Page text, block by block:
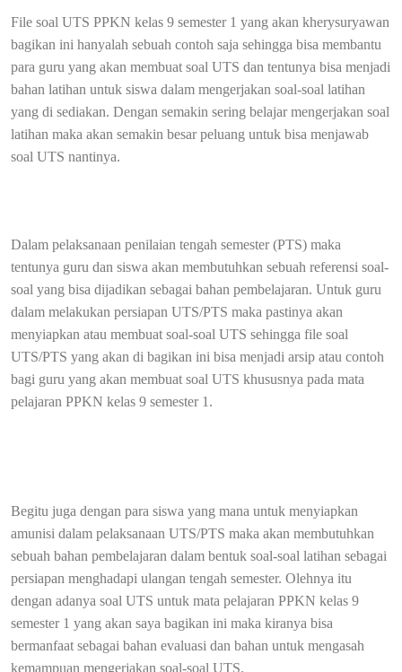
File soal UTS PPKN kelas 9 semester 1 yang akan kherysuryawan
bagikan ini hanyalah sebuah contoh saja sehingga bisa membantu
para guru yang akan membuat soal UTS dan tentunya bisa menjadi
bahan latihan untuk siswa dalam mengerjakan soal-soal latihan
yang di sediakan. Dengan semakin sering belajar mengerjakan soal
latihan maka akan semakin besar peluang untuk bisa menjawab
soal UTS nantinya.
Dalam pelaksanaan penilaian tengah semester (PTS) maka
tentunya guru dan siswa akan membutuhkan sebuah referensi soal-
soal yang bisa dijadikan sebagai bahan pembelajaran. Untuk guru
dalam melakukan persiapan UTS/PTS maka pastinya akan
menyiapkan atau membuat soal-soal UTS sehingga file soal
UTS/PTS yang akan di bagikan ini bisa menjadi arsip atau contoh
bagi guru yang akan membuat soal UTS khususnya pada mata
pelajaran PPKN kelas 9 semester 1.
Begitu juga dengan para siswa yang mana untuk menyiapkan
amunisi dalam pelaksanaan UTS/PTS maka akan membutuhkan
sebuah bahan pembelajaran dalam bentuk soal-soal latihan sebagai
persiapan menghadapi ulangan tengah semester. Olehnya itu
dengan adanya soal UTS untuk mata pelajaran PPKN kelas 9
semester 1 yang akan saya bagikan ini maka kiranya bisa
bermanfaat sebagai bahan evaluasi dan bahan untuk mengasah
kemampuan mengerjakan soal-soal UTS.